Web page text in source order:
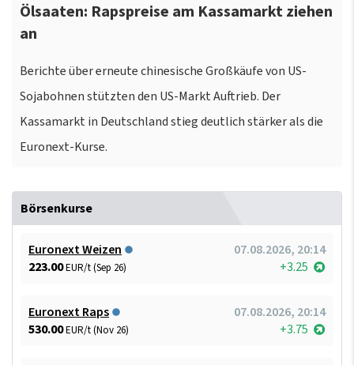
Ölsaaten: Rapspreise am Kassamarkt ziehen
an
Berichte über erneute chinesische Großkäufe von US-
Sojabohnen stützten den US-Markt Auftrieb. Der
Kassamarkt in Deutschland stieg deutlich stärker als die
Euronext-Kurse.
Börsenkurse
Euronext Weizen
07.08.2026, 20:14
223.00EUR/t (Sep 26) +3.25
Euronext Raps
07.08.2026, 20:14
530.00EUR/t (Nov 26) +3.75